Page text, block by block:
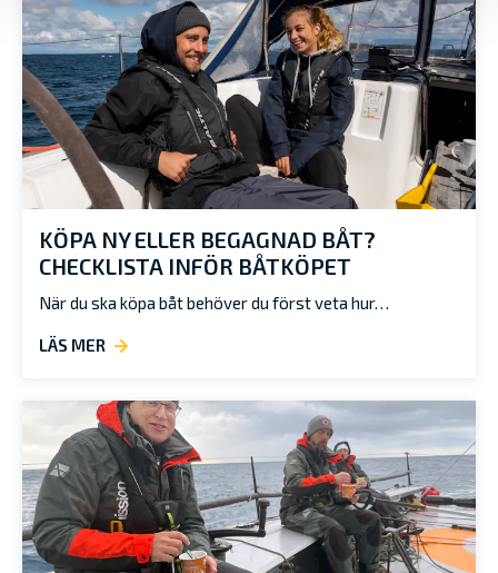
KÖPA NY ELLER BEGAGNAD BÅT?
CHECKLISTA INFÖR BÅTKÖPET
När du ska köpa båt behöver du först veta hur…
LÄS MER